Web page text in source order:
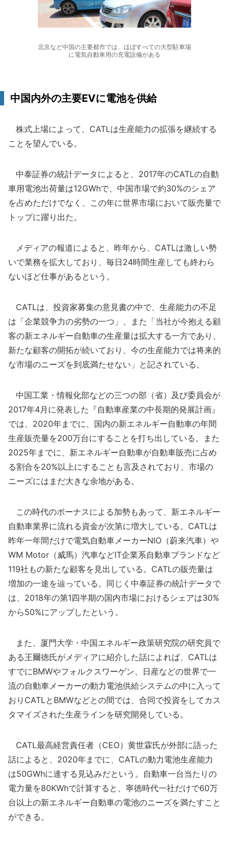
北京など中国の主要都市では、ほぼすべての大型駐車場
に電気自動車用の充電設備がある
中国内外の主要EVに電池を供給
株式上場によって、CATLは生産能力の拡張を継続する
ことを望んでいる。
中泰証券の統計データによると、2017年のCATLの自動
車用電池出荷量は12GWhで、中国市場で約30%のシェア
を占めただけでなく、この年に世界市場において販売量で
トップに躍り出た。
メディアの報道によると、昨年から、CATLは激しい勢
いで業務を拡大しており、毎日24時間生産しても終わら
ないほど仕事があるという。
CATLは、投資家募集の意見書の中で、生産能力の不足
は「企業競争力の劣勢の一つ」、また「当社が今抱える顧
客の新エネルギー自動車の生産量は拡大する一方であり、
新たな顧客の開拓が続いており、今の生産能力では将来的
な市場のニーズを到底満たせない」と記されている。
中国工業・情報化部などの三つの部（省）及び委員会が
2017年4月に発表した『自動車産業の中長期的発展計画』
では、2020年までに、国内の新エネルギー自動車の年間
生産販売量を200万台にすることを打ち出している。また
2025年までに、新エネルギー自動車が自動車販売に占め
る割合を20%以上にすることも言及されており、市場の
ニーズにはまだ大きな余地がある。
この時代のボーナスによる加勢もあって、新エネルギー
自動車業界に流れる資金が次第に増大している。CATLは
昨年一年間だけで電気自動車メーカーNIO（蔚来汽車）や
WM Motor（威馬）汽車などIT企業系自動車ブランドなど
119社もの新たな顧客を見出している。CATLの販売量は
増加の一途を辿っている。同じく中泰証券の統計データで
は、2018年の第1四半期の国内市場におけるシェアは30%
から50%にアップしたという。
また、厦門大学・中国エネルギー政策研究院の研究員で
ある王爾徳氏がメディアに紹介した話によれば、CATLは
すでにBMWやフォルクスワーゲン、日産などの世界で一
流の自動車メーカーの動力電池供給システムの中に入って
おりCATLとBMWなどとの間では、合同で投資をしてカス
タマイズされた生産ラインを研究開発している。
CATL最高経営責任者（CEO）黄世霖氏が外部に語った
話によると、2020年までに、CATLの動力電池生産能力
は50GWhに達する見込みだという。自動車一台当たりの
電力量を80KWhで計算すると、寧徳時代一社だけで60万
台以上の新エネルギー自動車の電池のニーズを満たすこと
ができる。